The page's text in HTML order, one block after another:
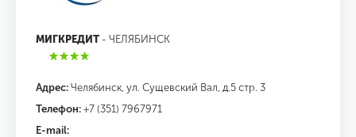
МИГКРЕДИТ - ЧЕЛЯБИНСК
Адрес: Челябинск, ул. Сущевский Вал, д.5 стр. 3
Телефон: +7 (351) 7967971
E-mail: